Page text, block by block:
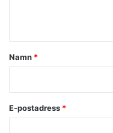
a
Namn *
E-postadress *